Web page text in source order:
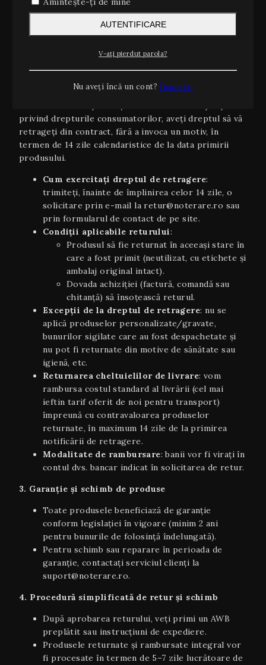
pe teritoriul României, cu un cost suplimentar
disponibilitatea curierului sau condiții
meteo/excepționale.
2. Dreptul de retragere (14 zile)
privind drepturile consumatorilor, aveți dreptul să vă
retrageți din contract, fără a invoca un motiv, în
termen de 14 zile calendaristice de la data primirii
produsului.
Cum exercitați dreptul de retragere:
trimiteți, înainte de împlinirea celor 14 zile, o
solicitare prin e-mail la retur@noterare.ro sau
prin formularul de contact de pe site.
Condiţii aplicabile returului:
Produsul să fie returnat în aceeaşi stare în
care a fost primit (neutilizat, cu etichete și
ambalaj original intact).
Dovada achiziției (factură, comandă sau
chitanță) să însoțească returul.
Excepții de la dreptul de retragere: nu se
aplică produselor personalizate/gravate,
bunurilor sigilate care au fost despachetate și
nu pot fi returnate din motive de sănătate sau
igienă, etc.
Returnarea cheltuielilor de livrare: vom
rambursa costul standard al livrării (cel mai
ieftin tarif oferit de noi pentru transport)
împreună cu contravaloarea produselor
returnate, în maximum 14 zile de la primirea
notificării de retragere.
Modalitate de rambursare: banii vor fi virați în
contul dvs. bancar indicat în solicitarea de retur.
3. Garanție și schimb de produse
Toate produsele beneficiază de garanție
conform legislației în vigoare (minim 2 ani
pentru bunurile de folosință îndelungată).
Pentru schimb sau reparare în perioada de
garanție, contactați serviciul clienți la
suport@noterare.ro.
4. Procedură simplificată de retur și schimb
După aprobarea returului, veți primi un AWB
preplătit sau instrucțiuni de expediere.
Produsele returnate și rambursate integral vor
fi procesate în termen de 5–7 zile lucrătoare de
AUTENTIFICARE
V-ați pierdut parola?
Nu aveți încă un cont? Înscrieți